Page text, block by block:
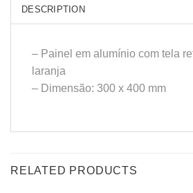
DESCRIPTION
– Painel em alumínio com tela
laranja
– Dimensão: 300 x 400 mm
RELATED PRODUCTS